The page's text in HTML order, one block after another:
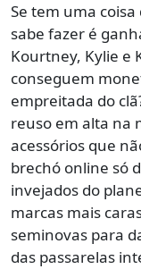
Se tem uma
sabe fazer é
Kourtney, Kylie e
conseguem
empreitada do
reuso em alta na
acessórios que
brechó online só
invejados do
marcas mais
seminovas para
das passarelas